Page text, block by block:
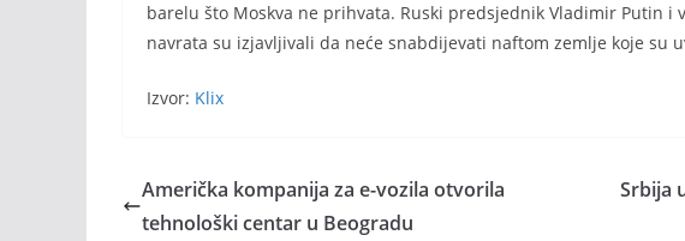
barelu što Moskva ne prihvata. Ruski predsjednik Vladimir Putin i
navrata su izjavljivali da neće snabdijevati naftom zemlje koje su
Izvor: Klix
Američka kompanija za e-vozila otvorila
tehnološki centar u Beogradu
Srbija